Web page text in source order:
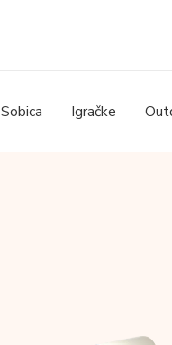
Sobica Igračke